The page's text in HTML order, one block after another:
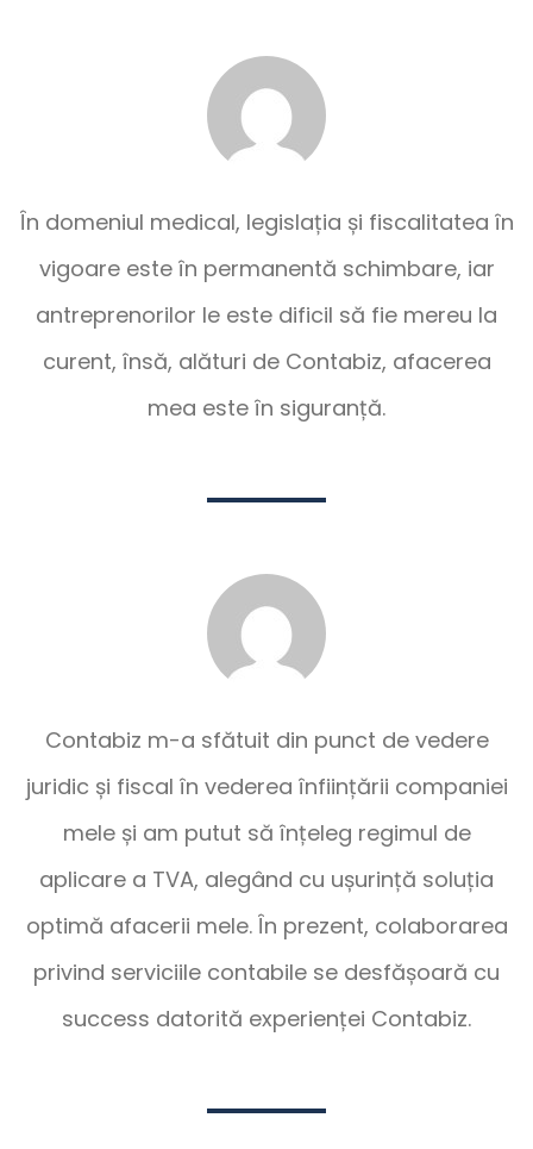
În domeniul medical, legislația și fiscalitatea în
vigoare este în permanentă schimbare, iar
antreprenorilor le este dificil să fie mereu la
curent, însă, alături de Contabiz, afacerea
mea este în siguranță.
Contabiz m-a sfătuit din punct de vedere
juridic și fiscal în vederea înființării companiei
mele și am putut să înțeleg regimul de
aplicare a TVA, alegând cu ușurință soluția
optimă afacerii mele. În prezent, colaborarea
privind serviciile contabile se desfășoară cu
success datorită experienței Contabiz.